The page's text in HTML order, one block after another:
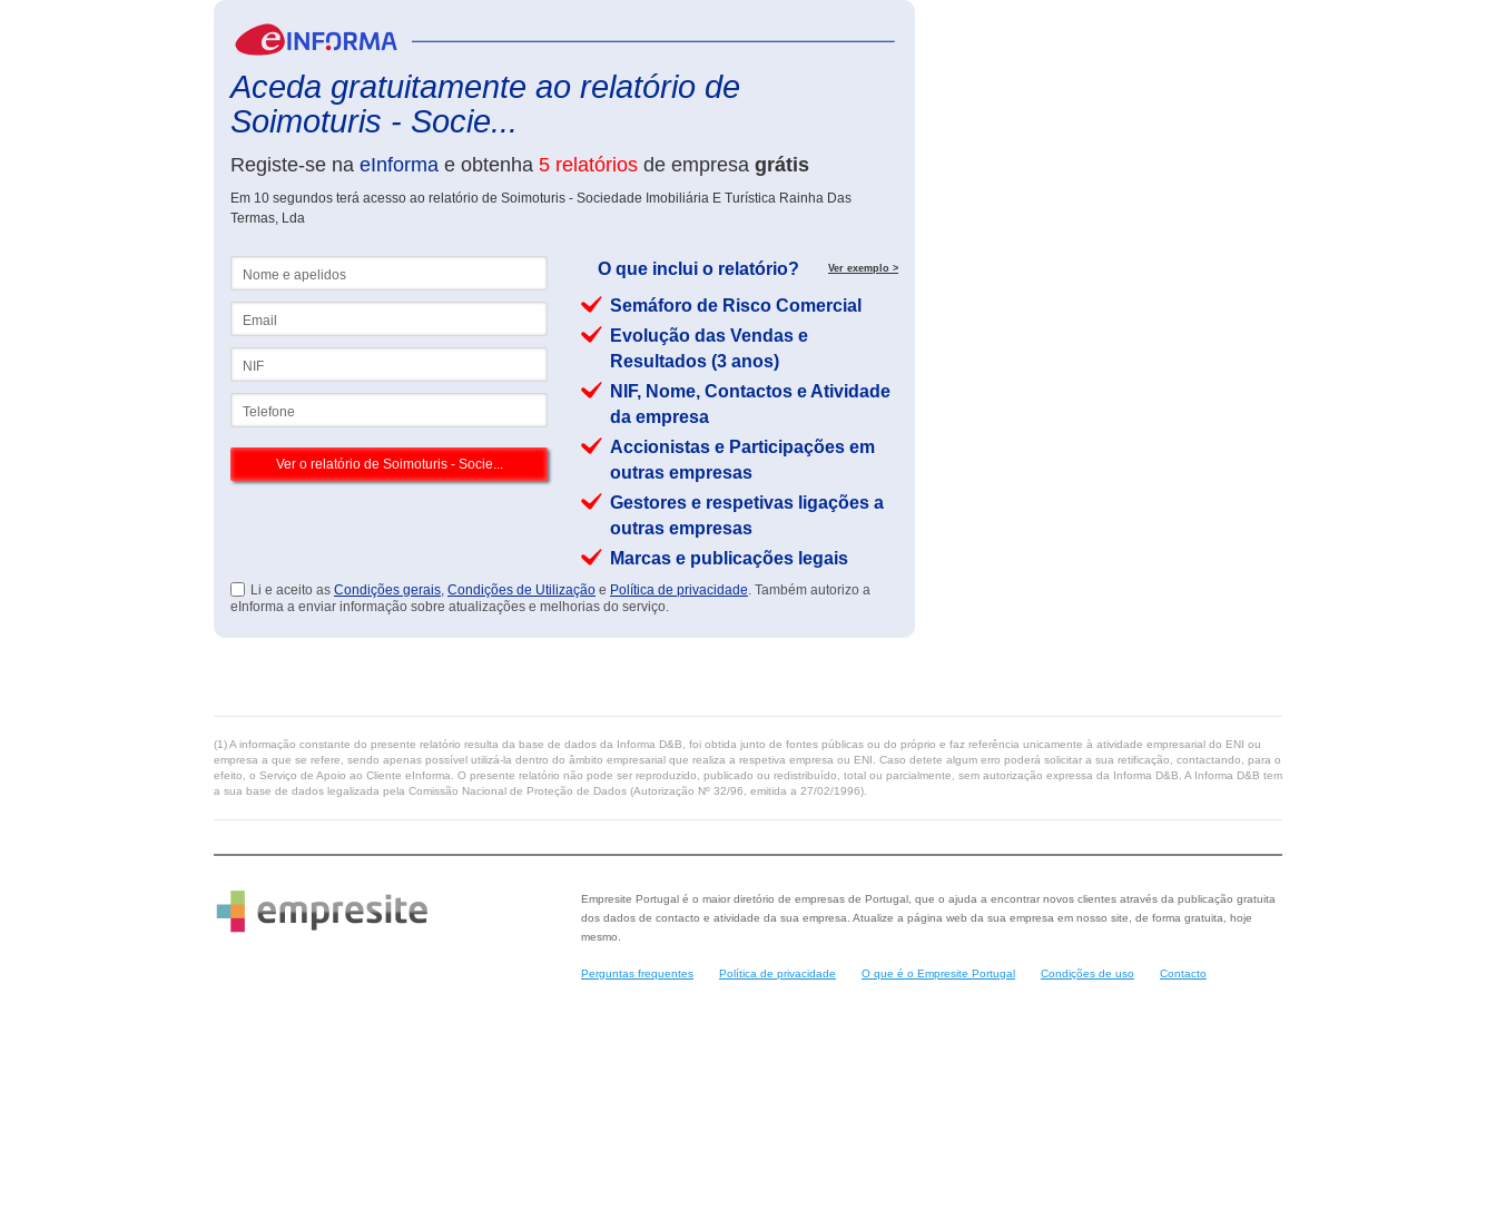
Aceda gratuitamente ao relatório de
Soimoturis - Socie...
Registe-se na eInforma e obtenha 5 relatórios de empresa grátis
Em 10 segundos terá acesso ao relatório de Soimoturis - Sociedade Imobiliária E Turística Rainha Das
Termas, Lda
O que inclui o relatório? Ver exemplo >
Semáforo de Risco Comercial
Evolução das Vendas e
Resultados (3 anos)
NIF, Nome, Contactos e Atividade
da empresa
Accionistas e Participações em
outras empresas
Gestores e respetivas ligações a
outras empresas
Marcas e publicações legais
Li e aceito as Condições gerais, Condições de Utilização e Política de privacidade. Também autorizo a
eInforma a enviar informação sobre atualizações e melhorias do serviço.
(1) A informação constante do presente relatório resulta da base de dados da Informa D&B, foi obtida junto de fontes públicas ou do próprio e faz referência unicamente à atividade empresarial do ENI ou
empresa a que se refere, sendo apenas possível utilizá-la dentro do âmbito empresarial que realiza a respetiva empresa ou ENI. Caso detete algum erro poderá solicitar a sua retificação, contactando, para o
efeito, o Serviço de Apoio ao Cliente eInforma. O presente relatório não pode ser reproduzido, publicado ou redistribuído, total ou parcialmente, sem autorização expressa da Informa D&B. A Informa D&B tem
a sua base de dados legalizada pela Comissão Nacional de Proteção de Dados (Autorização Nº 32/96, emitida a 27/02/1996).
Empresite Portugal é o maior diretório de empresas de Portugal, que o ajuda a encontrar novos clientes através da publicação gratuita
dos dados de contacto e atividade da sua empresa. Atualize a página web da sua empresa em nosso site, de forma gratuita, hoje
mesmo.
Perguntas frequentes Política de privacidade O que é o Empresite Portugal Condições de uso Contacto